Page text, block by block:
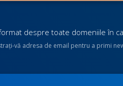
despre toate domeniile în
vă adresa de email pentru a primi